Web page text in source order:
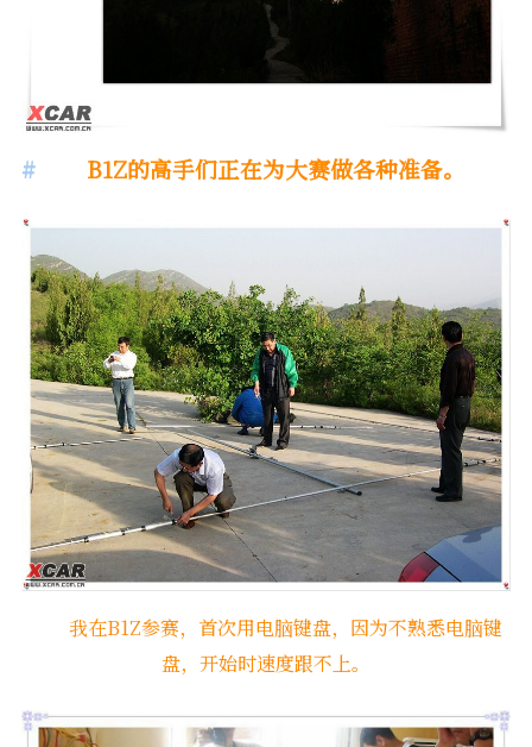
B1Z的高手们正在为大赛做各种准备。
我在B1Z参赛，首次用电脑键盘，因为不熟悉电脑键
盘，开始时速度跟不上。